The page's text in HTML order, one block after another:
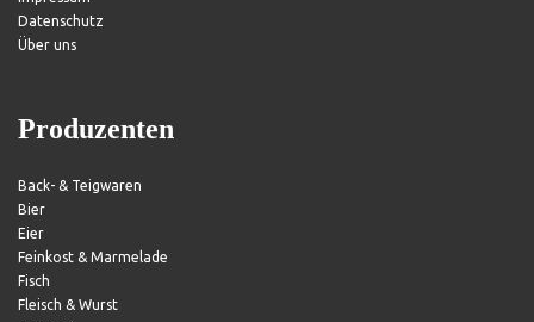
Datenschutz
Über uns
Produzenten
Back- & Teigwaren
Bier
Eier
Feinkost & Marmelade
Fisch
Fleisch & Wurst